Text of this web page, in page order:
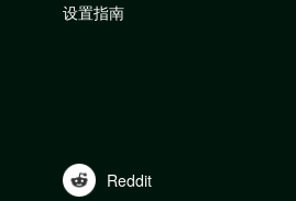
设置指南
Reddit